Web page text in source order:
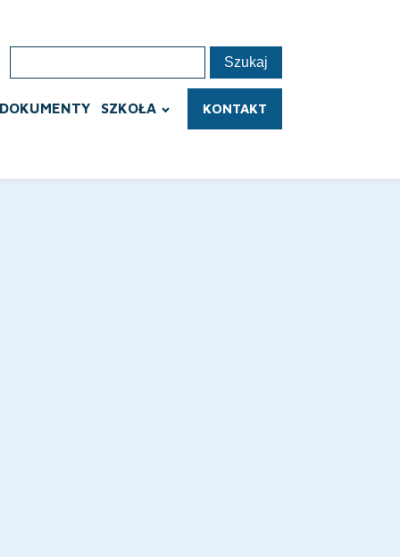
DOKUMENTY SZKOŁA KONTAKT